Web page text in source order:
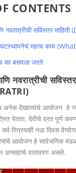
CONTENTS
नवरात्रीची सविस्तर
घटस्थापनेचं महत्व
बसवला जातो
नवरात्रीची सविस्तर
देखाव्यांचे आयोजन हे
येतात. देवीचे व्रत पूर्ण
स्त्रियाही नऊ दिवस
आयोजन हे सार्वजनिक
उत्साहाचे वातावरण असते.